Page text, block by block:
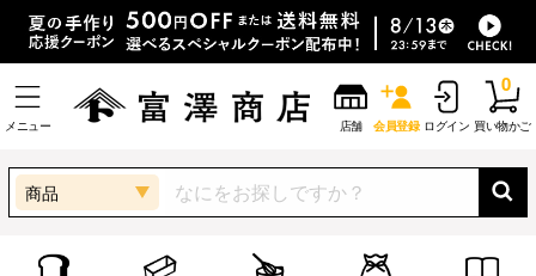
メニュー 店舗 会員登録 ログイン 買い物かご
0
商品